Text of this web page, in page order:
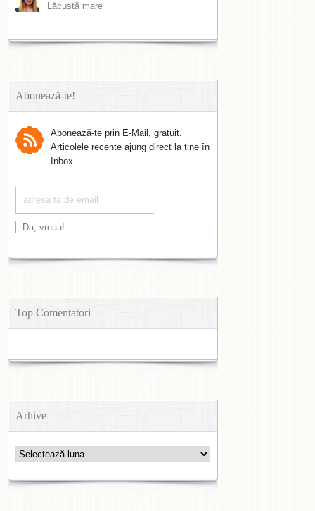
Lăcustă mare
Abonează-te!
Abonează-te prin E-Mail, gratuit.
Articolele recente ajung direct la tine în
Inbox.
Top Comentatori
Arhive
Arhive